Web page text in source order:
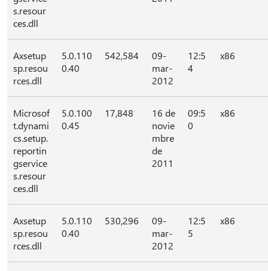
s.resour
ces.dll
Axsetup
sp.resou
rces.dll
5.0.110
0.40
542,584
09-
mar-
2012
12:5
4
x86
Microsof
t.dynami
cs.setup.
reportin
gservice
s.resour
ces.dll
5.0.100
0.45
17,848
16 de
novie
mbre
de
2011
09:5
0
x86
Axsetup
sp.resou
rces.dll
5.0.110
0.40
530,296
09-
mar-
2012
12:5
5
x86